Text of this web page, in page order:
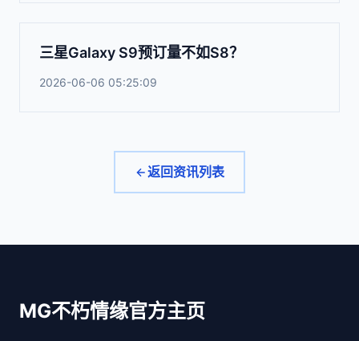
三星Galaxy S9预订量不如S8？
2026-06-06 05:25:09
返回资讯列表
MG不朽情缘官方主页